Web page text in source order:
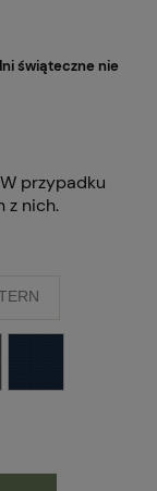
świąteczne nie
W przypadku
z nich.